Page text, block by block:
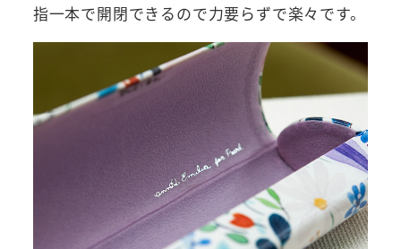
指一本で開閉できるので力要らずで楽々です。